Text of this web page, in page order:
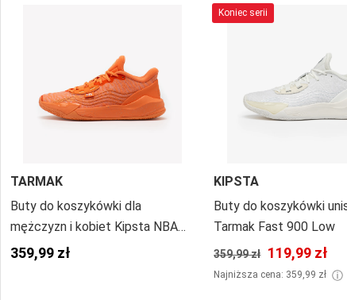
TARMAK
Buty do koszykówki dla
mężczyzn i kobiet Kipsta NBA
New York Knicks Fast 900 Low
359,99 zł
Koniec serii
KIPSTA
Buty do koszykówki
Tarmak Fast 900 Low
359,99 zł 119,99 zł
Najniższa cena: 359,99 zł ⓘ